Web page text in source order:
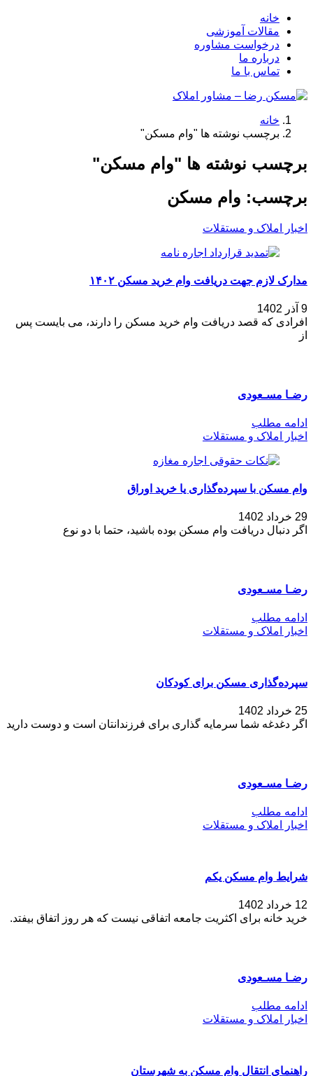
خانه
مقالات آموزشی
درخواست مشاوره
درباره ما
تماس با ما
خانه
برچسب نوشته ها "وام مسکن"
برچسب نوشته ها "وام مسکن"
برچسب: وام مسکن
اخبار املاک و مستقلات
مدارک لازم جهت دریافت وام خرید مسکن ۱۴۰۲
9 آذر 1402
افرادی که قصد دریافت وام خرید مسکن را دارند، می بایست پس
از
رضـا مسـعودی
ادامه مطلب
اخبار املاک و مستقلات
وام مسکن با سپرده‌گذاری یا خرید اوراق
29 خرداد 1402
اگر دنبال دریافت وام مسکن بوده باشید، حتما با دو نوع
رضـا مسـعودی
ادامه مطلب
اخبار املاک و مستقلات
سپرده‌گذاری مسکن برای کودکان
25 خرداد 1402
اگر دغدغه شما سرمایه گذاری برای فرزندانتان است و دوست دارید
رضـا مسـعودی
ادامه مطلب
اخبار املاک و مستقلات
شرایط وام مسکن یکم
12 خرداد 1402
خرید خانه برای اکثریت جامعه‌ اتفاقی نیست که هر روز اتفاق بیفتد.
رضـا مسـعودی
ادامه مطلب
اخبار املاک و مستقلات
راهنمای انتقال وام مسکن به شهرستان